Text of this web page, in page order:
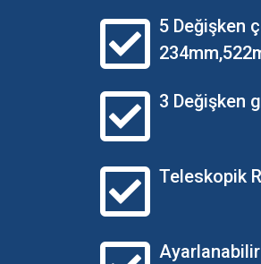
5 Değişken
3 Değişken
Teleskopik